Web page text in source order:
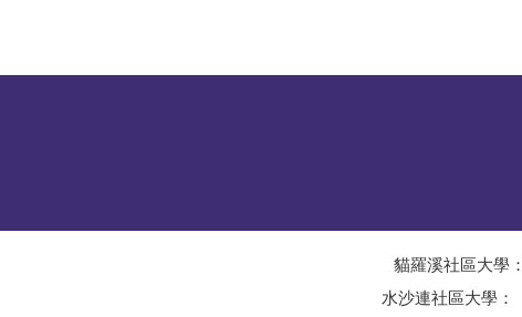
貓羅溪社區大學：
水沙連社區大學：